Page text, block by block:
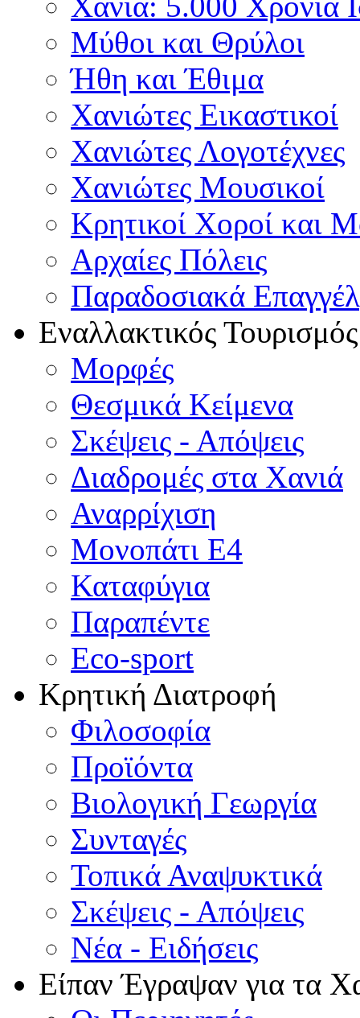
Μύθοι και Θρύλοι
Ήθη και Έθιμα
Χανιώτες Εικαστικοί
Χανιώτες Λογοτέχνες
Χανιώτες Μουσικοί
Κρητικοί Χοροί και
Αρχαίες Πόλεις
Παραδοσιακά
Εναλλακτικός Τουρισμός
Μορφές
Θεσμικά Κείμενα
Σκέψεις - Απόψεις
Διαδρομές στα Χανιά
Αναρρίχιση
Μονοπάτι Ε4
Καταφύγια
Παραπέντε
Eco-sport
Κρητική Διατροφή
Φιλοσοφία
Προϊόντα
Βιολογική Γεωργία
Συνταγές
Τοπικά Αναψυκτικά
Σκέψεις - Απόψεις
Νέα - Ειδήσεις
Είπαν Έγραψαν για τα